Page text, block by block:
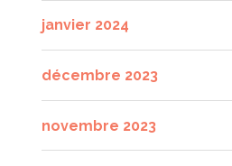
janvier 2024
décembre 2023
novembre 2023